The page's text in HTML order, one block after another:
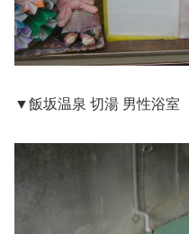
▼飯坂温泉 切湯 男性浴室